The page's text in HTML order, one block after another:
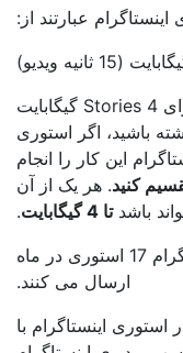
عبارتند از:
محدودیت اندازه ویدیوی اینستاگرام برای Stories 4 گیگابایت
باشید، اگر استوری
این کار را انجام
. هر یک از آن
باشدتا 4 گیگابایت
.
برخی از فعال ترین برندهای اینستاگرام 17 استوری در ماه
ارسال می کنند.